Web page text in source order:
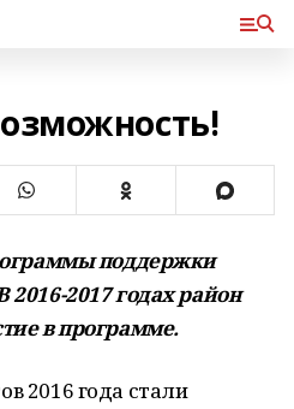
поддержки
2017 годах район
в программе.
2016 года стали